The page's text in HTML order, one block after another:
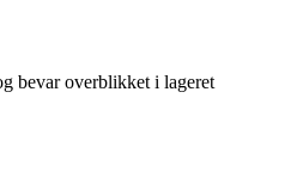
bevar overblikket i lageret